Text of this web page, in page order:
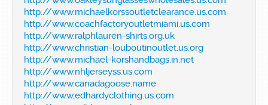
http://www.michaelkorssoutletclearance.us.com
http://www.coachfactoryoutletmiami.us.com
http://www.ralphlauren-shirts.org.uk
http://www.christian-louboutinoutlet.us.org
http://www.michael-korshandbags.in.net
http://www.nhljerseyss.us.com
http://www.canadagoose.name
http://www.edhardyclothing.us.com